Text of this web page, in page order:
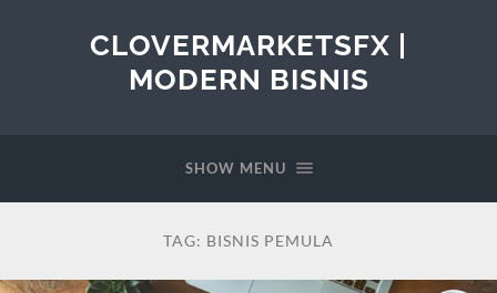
CLOVERMARKETSFX |
MODERN BISNIS
SHOW MENU
TAG: BISNIS PEMULA